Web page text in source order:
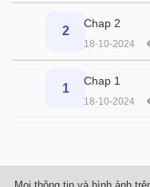
2
Chap 2
18-10-2024
1
Chap 1
18-10-2024